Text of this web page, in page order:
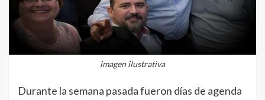
imagen ilustrativa
Durante la semana pasada fueron días de agenda